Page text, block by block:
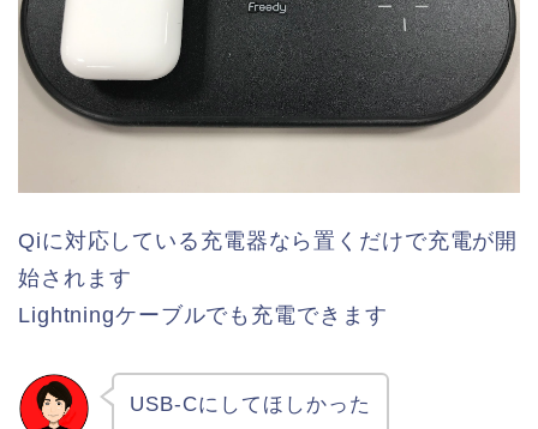
Qiに対応している充電器なら置くだけで充電が開
始されます
Lightningケーブルでも充電できます
USB-Cにしてほしかった